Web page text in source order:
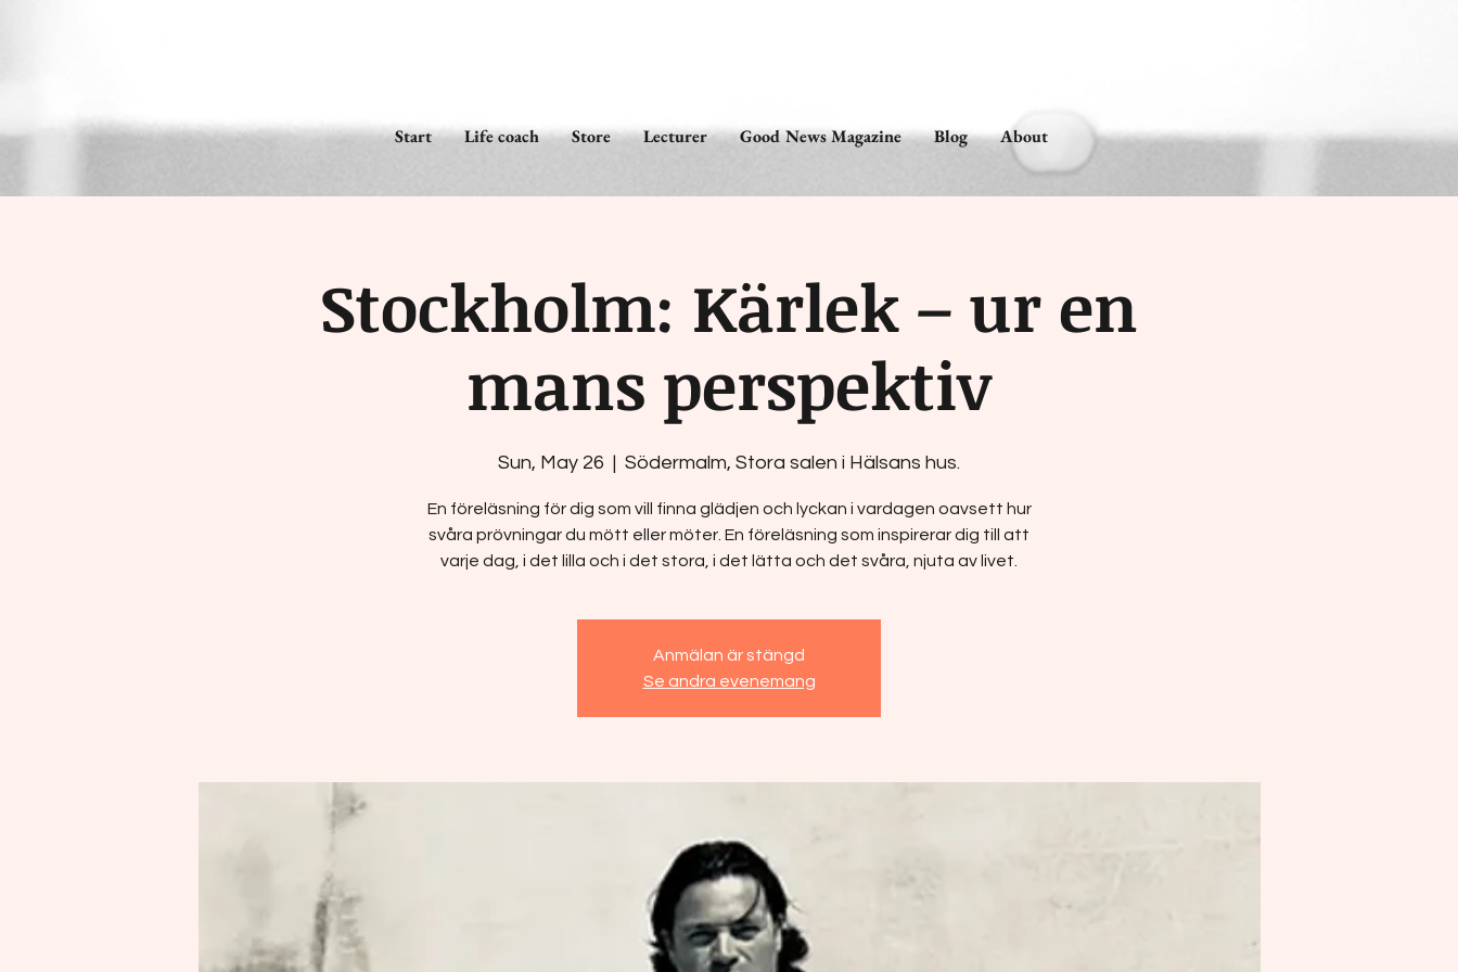
Start Life coach Store Lecturer Good News Magazine Blog About
Stockholm: Kärlek – ur en
mans perspektiv
Sun, May 26
  |
Södermalm, Stora salen i Hälsans hus.
En föreläsning för dig som vill finna glädjen och lyckan i vardagen oavsett hur
svåra prövningar du mött eller möter. En föreläsning som inspirerar dig till att
varje dag, i det lilla och i det stora, i det lätta och det svåra, njuta av livet.
Anmälan är stängd
Se andra evenemang